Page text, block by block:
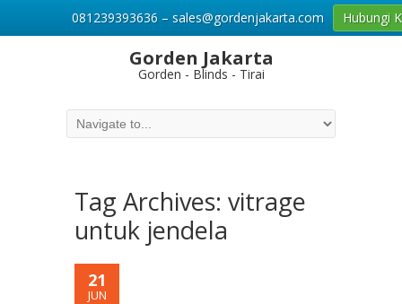
Gorden Jakarta
Gorden - Blinds - Tirai
Tag Archives: vitrage
untuk jendela
21
JUN
081239393636 – sales@gordenjakarta.com Hubungi